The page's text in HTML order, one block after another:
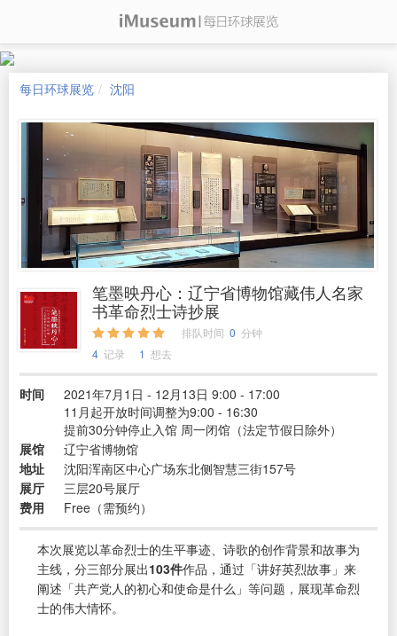
每日环球展览 沈阳
笔墨映丹心：辽宁省博物馆藏伟人名家
书革命烈士诗抄展
排队时间 0 分钟
4 记录 1 想去
时间
2021年7月1日 - 12月13日 9:00 - 17:00
11月起开放时间调整为9:00 - 16:30
提前30分钟停止入馆 周一闭馆（法定节假日除外）
展馆
辽宁省博物馆
地址
沈阳浑南区中心广场东北侧智慧三街157号
展厅
三层20号展厅
费用
Free（需预约）
本次展览以革命烈士的生平事迹、诗歌的创作背景和故事为
主线，分三部分展出103件作品，通过「讲好英烈故事」来
阐述「共产党人的初心和使命是什么」等问题，展现革命烈
士的伟大情怀。